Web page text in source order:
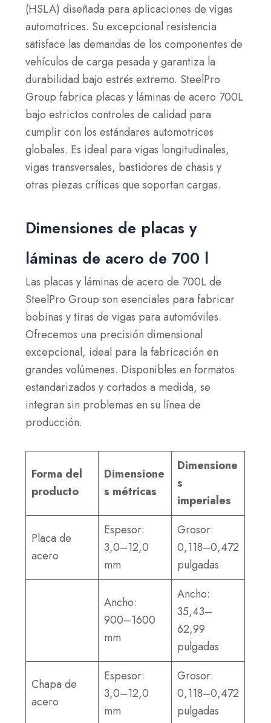
(HSLA) diseñada para aplicaciones de vigas
automotrices. Su excepcional resistencia
satisface las demandas de los componentes de
vehículos de carga pesada y garantiza la
durabilidad bajo estrés extremo. SteelPro
Group fabrica placas y láminas de acero 700L
bajo estrictos controles de calidad para
cumplir con los estándares automotrices
globales. Es ideal para vigas longitudinales,
vigas transversales, bastidores de chasis y
otras piezas críticas que soportan cargas.
Dimensiones de placas y
láminas de acero de 700 l
Las placas y láminas de acero de 700L de
SteelPro Group son esenciales para fabricar
bobinas y tiras de vigas para automóviles.
Ofrecemos una precisión dimensional
excepcional, ideal para la fabricación en
grandes volúmenes. Disponibles en formatos
estandarizados y cortados a medida, se
integran sin problemas en su línea de
producción.
Forma del
producto
Dimensione
s métricas
Dimensione
s
imperiales
Placa de
acero
Espesor:
3,0–12,0
mm
Grosor:
0,118–0,472
pulgadas
Ancho:
900–1600
mm
Ancho:
35,43–
62,99
pulgadas
Chapa de
acero
Espesor:
3,0–12,0
mm
Grosor:
0,118–0,472
pulgadas